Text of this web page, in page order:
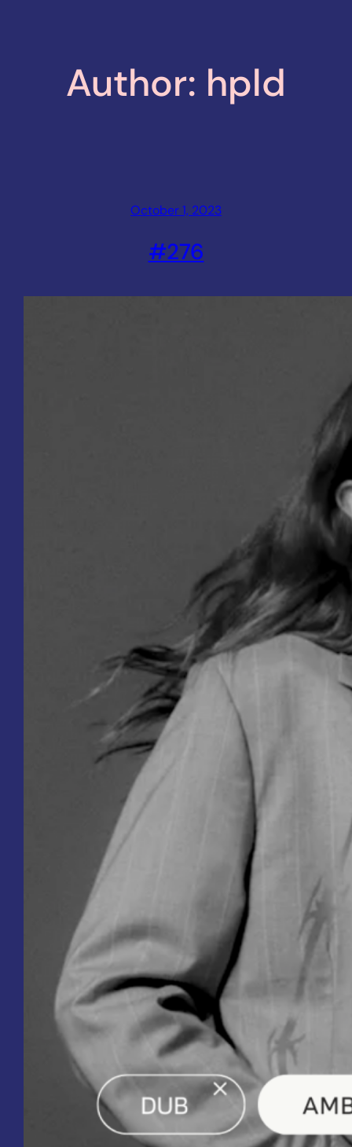
Author: hpld
October 1, 2023
#276